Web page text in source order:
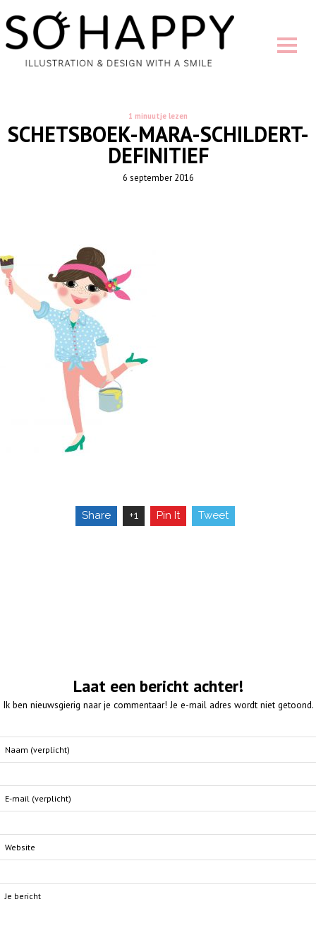
1 minuutje lezen
SCHETSBOEK-MARA-SCHILDERT-
DEFINITIEF
6 september 2016
Share +1 Pin It Tweet
Laat een bericht achter!
Ik ben nieuwsgierig naar je commentaar! Je e-mail adres wordt niet getoond.